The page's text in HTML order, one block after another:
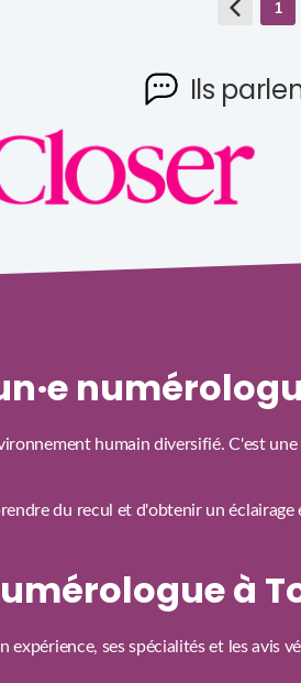
1
Ils
humain diversifié. C'est
du recul et d'obtenir un
à
ses spécialités et les